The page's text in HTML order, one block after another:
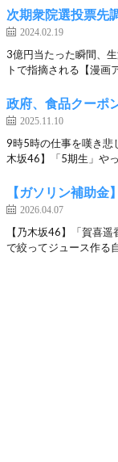
次期衆院選投票先
2024.02.19
3億円当たった瞬間、
トで指摘される【漫画
政府、食品クーポ
2025.11.10
9時5時の仕事を嘆き悲
木坂46】「5期生」や
【ガソリン補助
2026.04.07
【乃木坂46】「賀喜
で絞ってジュース作る